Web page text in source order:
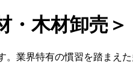
・木材卸売＞
業界特有の慣習を踏まえ